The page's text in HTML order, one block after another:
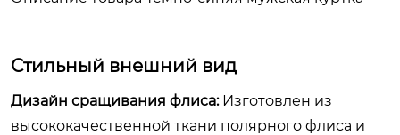
Стильный внешний вид
Дизайн сращивания флиса:Изготовлен из
высококачественной ткани полярного флиса и